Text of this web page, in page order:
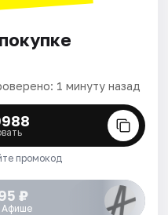
1 минуту назад
промокод
₽
Афише